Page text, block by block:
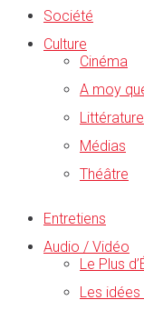
Société
Culture
Cinéma
A moy
Littérature
Médias
Théâtre
Entretiens
Audio / Vidéo
Le Plus
Les idées